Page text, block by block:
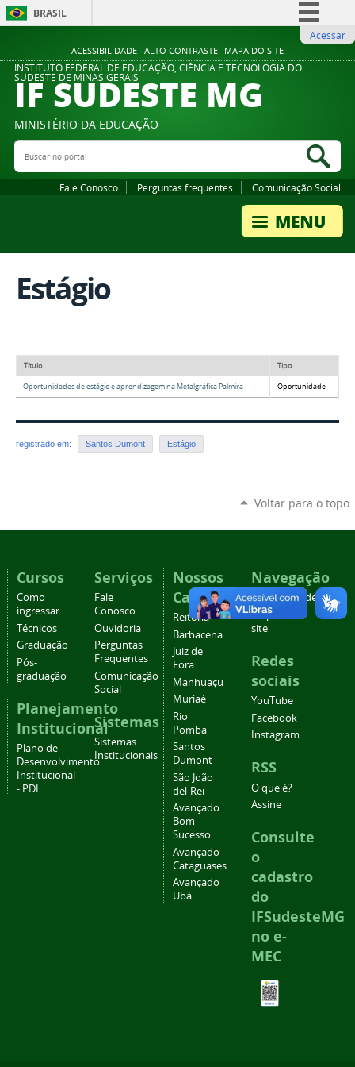
ACESSIBILIDADE ALTO CONTRASTE MAPA DO SITE
BRASIL
Comunica BR
Participe
Legislação
Acessar
INSTITUTO FEDERAL DE EDUCAÇÃO, CIÊNCIA E TECNOLOGIA DO
SUDESTE DE MINAS GERAIS
IF SUDESTE MG
MINISTÉRIO DA EDUCAÇÃO
Buscar no portal
Fale Conosco Perguntas frequentes Comunicação Social
Estágio
Título Tipo
Oportunidades de estágio e aprendizagem na Metalgráfica Palmira Oportunidade
registrado em: Santos Dumont Estágio
Voltar para o topo
Cursos
Como
ingressar
Técnicos
Graduação
Pós-
graduação
Planejamento
Institucional
Plano de
Desenvolvimento
Institucional
- PDI
Serviços
Fale
Conosco
Ouvidoria
Perguntas
Frequentes
Comunicação
Social
Sistemas
Sistemas
Institucionais
Nossos
Campi
Reitoria
Barbacena
Juiz de
Fora
Manhuaçu
Muriaé
Rio
Pomba
Santos
Dumont
São João
del-Rei
Avançado
Bom
Sucesso
Avançado
Cataguases
Avançado
Ubá
Navegação
Acessibilidade
Mapa do
site
Redes
sociais
YouTube
Facebook
Instagram
RSS
O que é?
Assine
Consulte
o
cadastro
do
IFSudesteMG
no e-
MEC